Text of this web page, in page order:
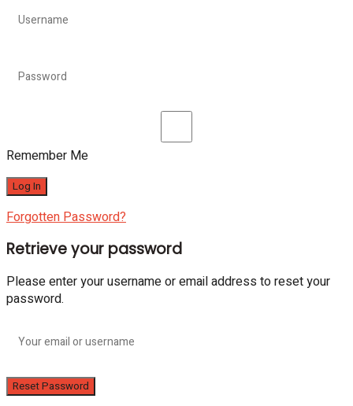
Remember Me
Forgotten Password?
Retrieve your password
Please enter your username or email address to reset your
password.